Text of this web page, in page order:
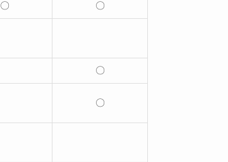
〇 〇
〇
〇